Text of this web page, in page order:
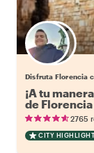
Disfruta Florencia
¡A tu
de Florencia
2765
CITY